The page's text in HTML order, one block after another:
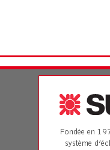
Fondée en
système